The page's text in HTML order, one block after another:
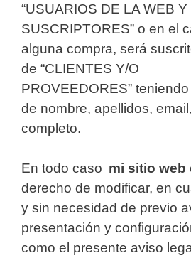
“USUARIOS DE LA WEB Y
SUSCRIPTORES” o en el
alguna compra, será
de “CLIENTES Y/O
PROVEEDORES”
de nombre, apellidos,
completo.
En todo caso mi sitio web
derecho de modificar, en
y sin necesidad de previo
presentación y
como el presente aviso